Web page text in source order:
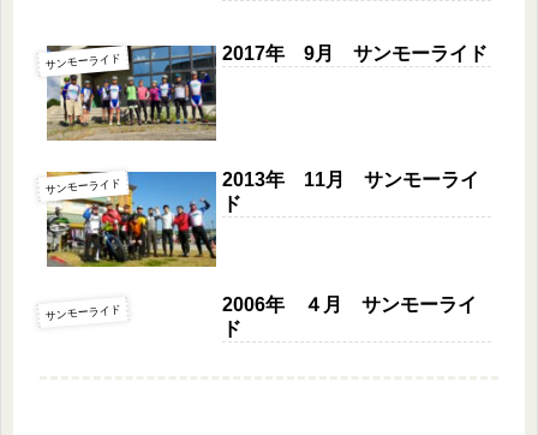
サンモーライド 2017年 9月 サンモーライド
サンモーライド
2013年 11月 サンモーライ
ド
サンモーライド
2006年 ４月 サンモーライ
ド